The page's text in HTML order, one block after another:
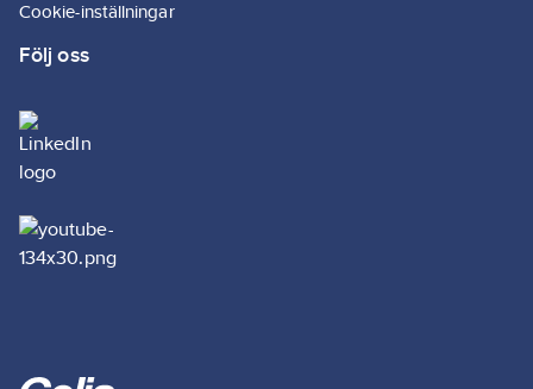
Cookie-inställningar
Följ oss